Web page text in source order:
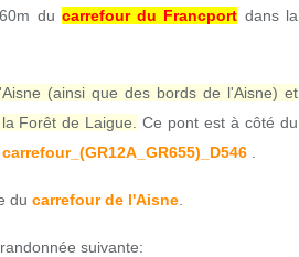
du carrefour du Francport dans la
(ainsi que des bords de l'Aisne) et
Forêt de Laigue.
Ce pont est à côté du
du carrefour de l'Aisne
suivante: